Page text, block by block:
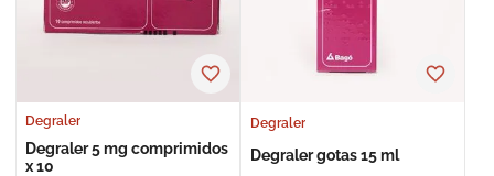
Degraler
Degraler 5 mg comprimidos
x 10
Degraler
Degraler gotas 15 ml
9. nivea